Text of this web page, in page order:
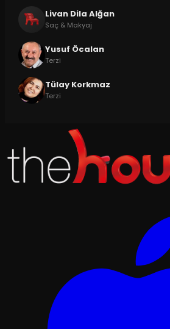
Livan Dila Alğan
Saç & Makyaj
Yusuf Öcalan
Terzi
Tülay Korkmaz
Terzi